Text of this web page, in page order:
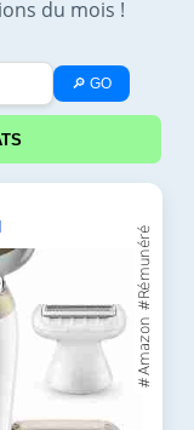
du mois !
🔎 GO